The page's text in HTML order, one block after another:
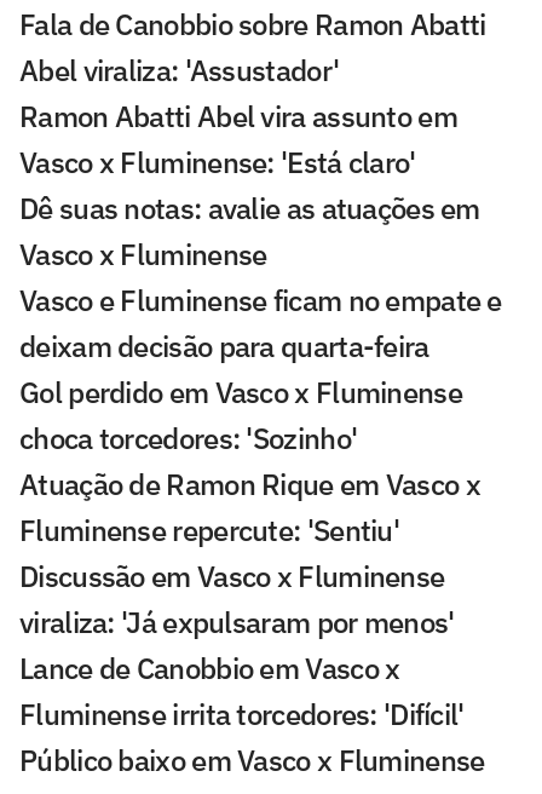
Fala de Canobbio sobre Ramon Abatti
Abel viraliza: 'Assustador'
Ramon Abatti Abel vira assunto em
Vasco x Fluminense: 'Está claro'
Dê suas notas: avalie as atuações em
Vasco x Fluminense
Vasco e Fluminense ficam no empate e
deixam decisão para quarta-feira
Gol perdido em Vasco x Fluminense
choca torcedores: 'Sozinho'
Atuação de Ramon Rique em Vasco x
Fluminense repercute: 'Sentiu'
Discussão em Vasco x Fluminense
viraliza: 'Já expulsaram por menos'
Lance de Canobbio em Vasco x
Fluminense irrita torcedores: 'Difícil'
Público baixo em Vasco x Fluminense